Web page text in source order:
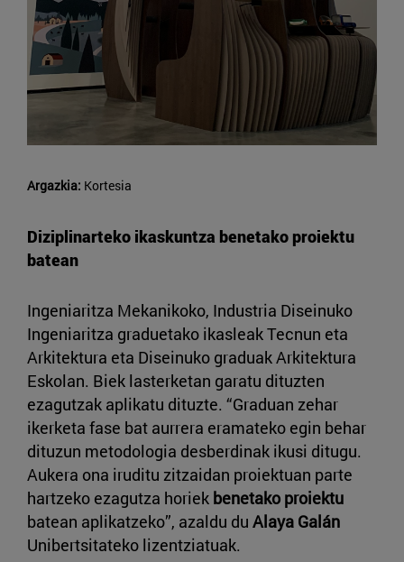
Argazkia: Kortesia
Diziplinarteko ikaskuntza benetako proiektu
batean
Ingeniaritza Mekanikoko, Industria Diseinuko
Ingeniaritza graduetako ikasleak Tecnun eta
Arkitektura eta Diseinuko graduak Arkitektura
Eskolan. Biek lasterketan garatu dituzten
ezagutzak aplikatu dituzte. “Graduan zehar
ikerketa fase bat aurrera eramateko egin behar
dituzun metodologia desberdinak ikusi ditugu.
Aukera ona iruditu zitzaidan proiektuan parte
hartzeko ezagutza horiek benetako proiektu
batean aplikatzeko”, azaldu du Alaya Galán
Unibertsitateko lizentziatuak.